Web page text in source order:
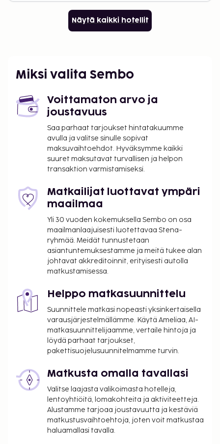
Näytä kaikki hotellit
Miksi valita Sembo
Voittamaton arvo ja
joustavuus
Saa parhaat tarjoukset hintatakuumme
avulla ja valitse sinulle sopivat
maksuvaihtoehdot. Hyväksymme kaikki
suuret maksutavat turvallisen ja helpon
transaktion varmistamiseksi.
Matkailijat luottavat ympäri
maailmaa
Yli 30 vuoden kokemuksella Sembo on osa
maailmanlaajuisesti luotettavaa Stena-
ryhmää. Meidät tunnustetaan
asiantuntemuksestamme ja meitä tukee alan
johtavat akkreditoinnit, erityisesti autolla
matkustamisessa.
Helppo matkasuunnittelu
Suunnittele matkasi nopeasti yksinkertaisella
varausjärjestelmällämme. Käytä Ameliaa, AI-
matkasuunnittelijaamme, vertaile hintoja ja
löydä parhaat tarjoukset,
pakettisuojelusuunnitelmamme turvin.
Matkusta omalla tavallasi
Valitse laajasta valikoimasta hotelleja,
lentoyhtiöitä, lomakohteita ja aktiviteetteja.
Alustamme tarjoaa joustavuutta ja kestäviä
matkustusvaihtoehtoja, joten voit matkustaa
haluamallasi tavalla.